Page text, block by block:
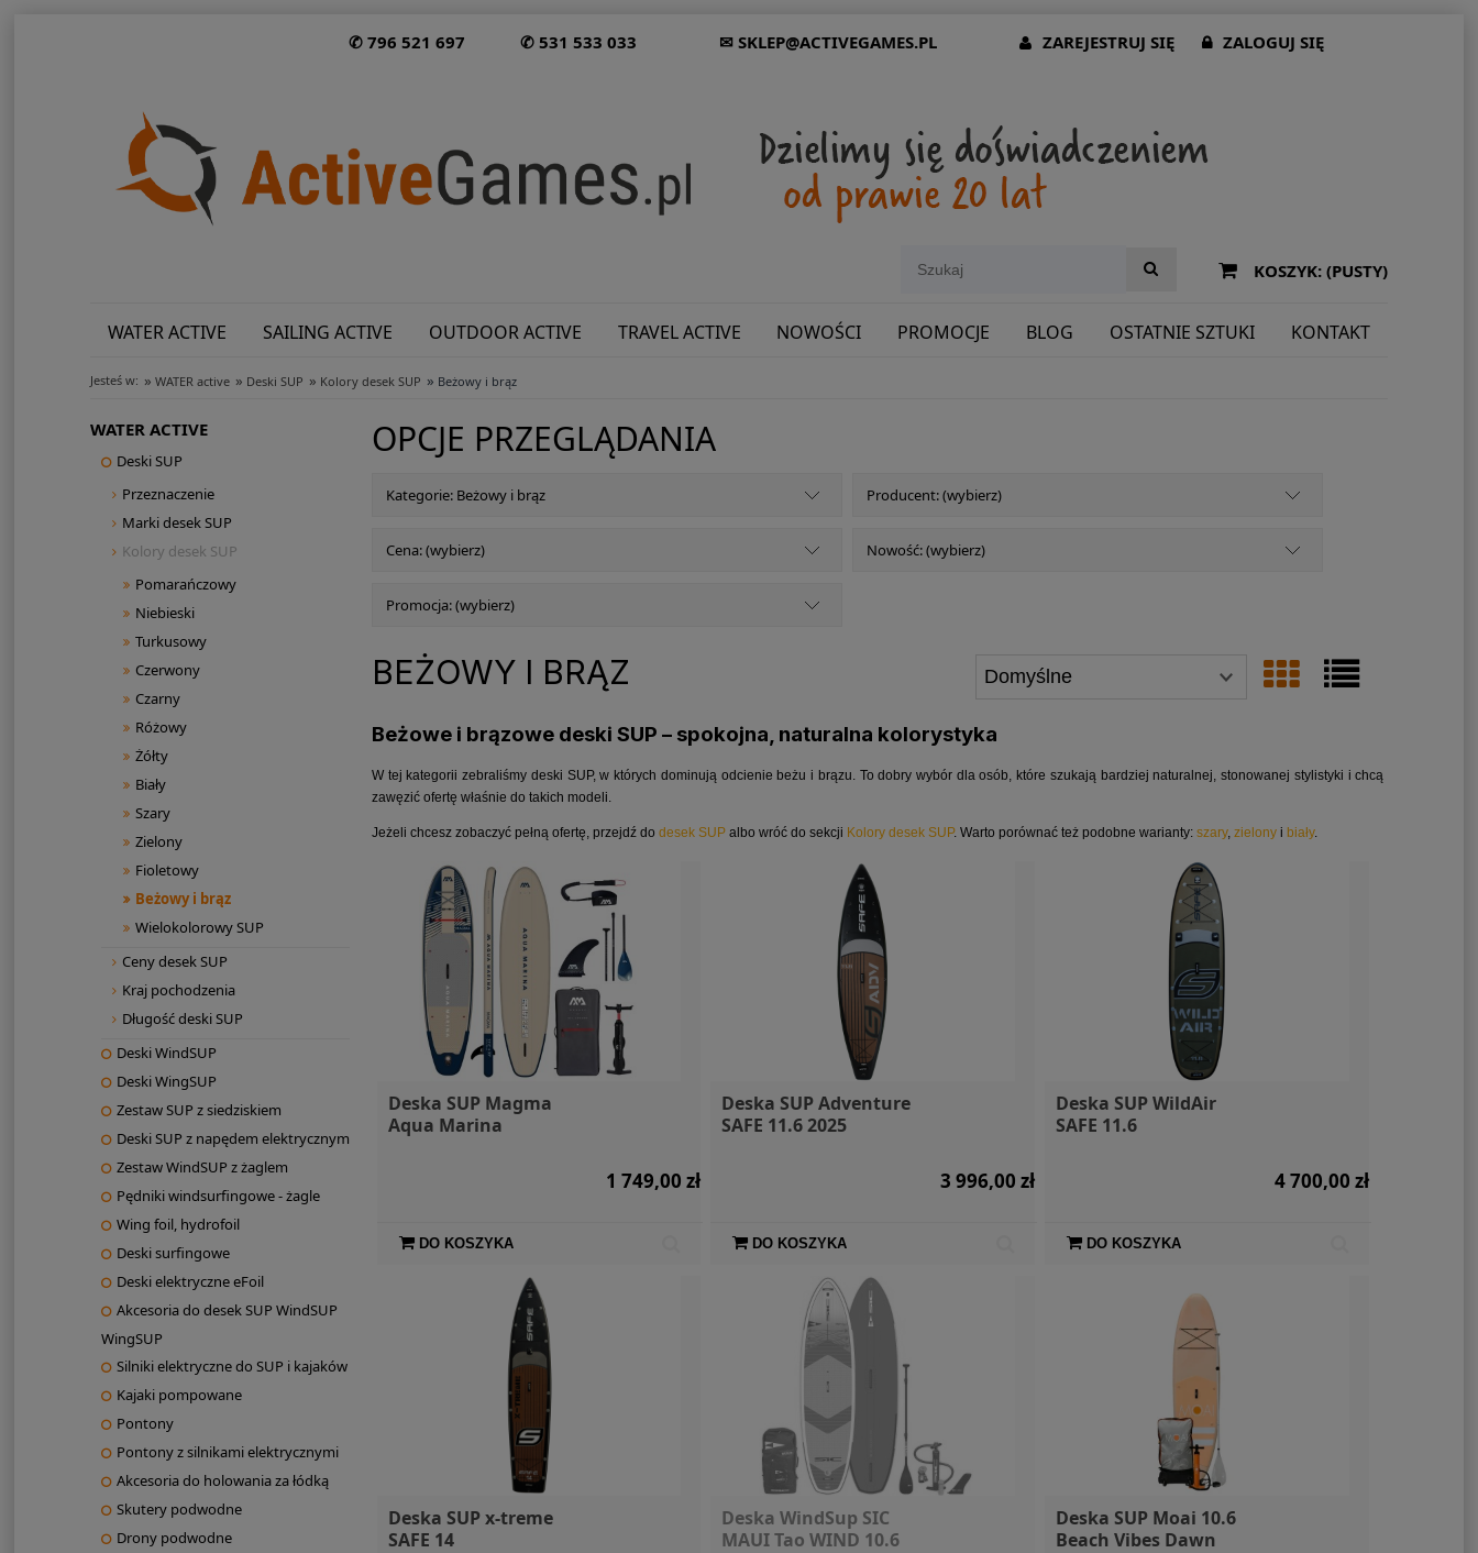
✆ 796 521 697 ✆ 531 533 033 ✉ SKLEP@ACTIVEGAMES.PL ZAREJESTRUJ SIĘ ZALOGUJ SIĘ
KOSZYK: (PUSTY)
WATER ACTIVE SAILING ACTIVE OUTDOOR ACTIVE TRAVEL ACTIVE NOWOŚCI PROMOCJE BLOG OSTATNIE SZTUKI KONTAKT
Jesteś w: » WATER active » Deski SUP » Kolory desek SUP » Beżowy i brąz
WATER ACTIVE
Deski SUP
Przeznaczenie
Marki desek SUP
Kolory desek SUP
Pomarańczowy
Niebieski
Turkusowy
Czerwony
Czarny
Różowy
Żółty
Biały
Szary
Zielony
Fioletowy
Beżowy i brąz
Wielokolorowy SUP
Ceny desek SUP
Kraj pochodzenia
Długość deski SUP
Deski WindSUP
Deski WingSUP
Zestaw SUP z siedziskiem
Deski SUP z napędem elektrycznym
Zestaw WindSUP z żaglem
Pędniki windsurfingowe - żagle
Wing foil, hydrofoil
Deski surfingowe
Deski elektryczne eFoil
Akcesoria do desek SUP WindSUP
WingSUP
Silniki elektryczne do SUP i kajaków
Kajaki pompowane
Pontony
Pontony z silnikami elektrycznymi
Akcesoria do holowania za łódką
Skutery podwodne
Drony podwodne
OPCJE PRZEGLĄDANIA
Kategorie: Beżowy i brąz Producent: (wybierz)
Cena: (wybierz) Nowość: (wybierz)
Promocja: (wybierz)
BEŻOWY I BRĄZ
Beżowe i brązowe deski SUP – spokojna, naturalna kolorystyka
W tej kategorii zebraliśmy deski SUP, w których dominują odcienie beżu i brązu. To dobry wybór dla osób, które szukają bardziej naturalnej, stonowanej stylistyki i chcą
zawęzić ofertę właśnie do takich modeli.
Jeżeli chcesz zobaczyć pełną ofertę, przejdź do desek SUPalbo wróć do sekcji Kolory desek SUP. Warto porównać też podobne warianty: szary, zielonyi biały.
Deska SUP Magma
Aqua Marina
1 749,00 zł
DO KOSZYKA
Deska SUP Adventure
SAFE 11.6 2025
3 996,00 zł
DO KOSZYKA
Deska SUP WildAir
SAFE 11.6
4 700,00 zł
DO KOSZYKA
Deska SUP x-treme
SAFE 14
Deska WindSup SIC
MAUI Tao WIND 10.6
Deska SUP Moai 10.6
Beach Vibes Dawn